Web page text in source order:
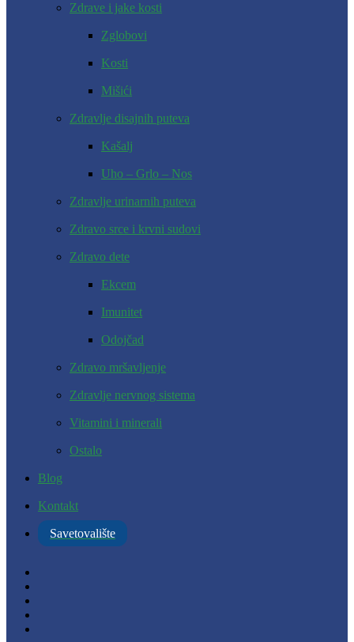
Zdrave i jake kosti
Zglobovi
Kosti
Mišići
Zdravlje disajnih puteva
Kašalj
Uho – Grlo – Nos
Zdravlje urinarnih puteva
Zdravo srce i krvni sudovi
Zdravo dete
Ekcem
Imunitet
Odojčad
Zdravo mršavljenje
Zdravlje nervnog sistema
Vitamini i minerali
Ostalo
Blog
Kontakt
Savetovalište